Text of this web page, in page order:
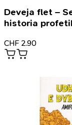
Deveja flet –
historia
CHF 2.90